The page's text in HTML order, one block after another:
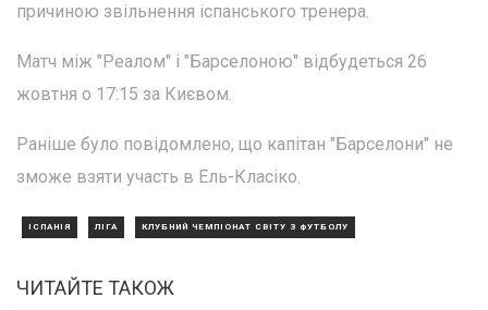
причиною звільнення іспанського тренера.
Матч між "Реалом" і "Барселоною" відбудеться 26
жовтня о 17:15 за Києвом.
Раніше було повідомлено, що капітан "Барселони" не
зможе взяти участь в Ель-Класіко.
ІСПАНІЯ ЛІГА КЛУБНИЙ ЧЕМПІОНАТ СВІТУ З ФУТБОЛУ
ЧИТАЙТЕ ТАКОЖ